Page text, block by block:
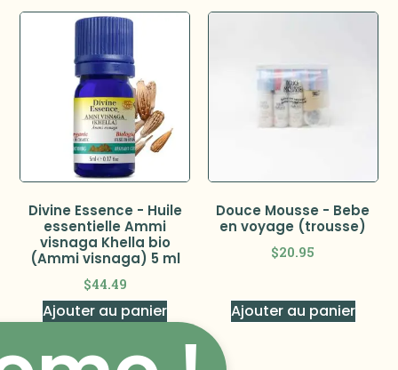
Divine Essence - Huile
essentielle Ammi
visnaga Khella bio
(Ammi visnaga) 5 ml
$44.49
Ajouter au panier
Douce Mousse - Bebe
en voyage (trousse)
$20.95
Ajouter au panier